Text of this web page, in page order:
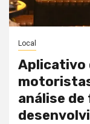
Local
Aplicativo
análise